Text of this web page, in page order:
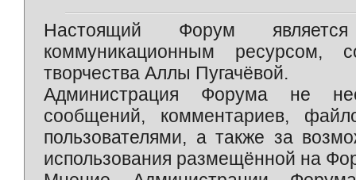
Настоящий Форум является
коммуникационным ресурсом,
творчества Аллы Пугачёвой.
Администрация Форума не
сообщений, комментариев,
пользователями, а также за
использования размещённой на